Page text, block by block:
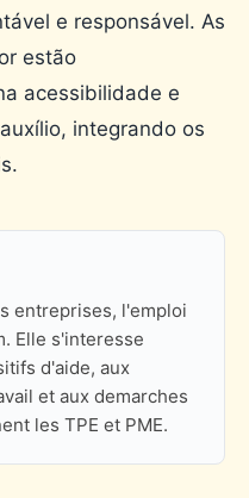
e responsável. As
estão
acessibilidade e
integrando os
entreprises, l'emploi
Elle s'interesse
d'aide, aux
et aux demarches
les TPE et PME.